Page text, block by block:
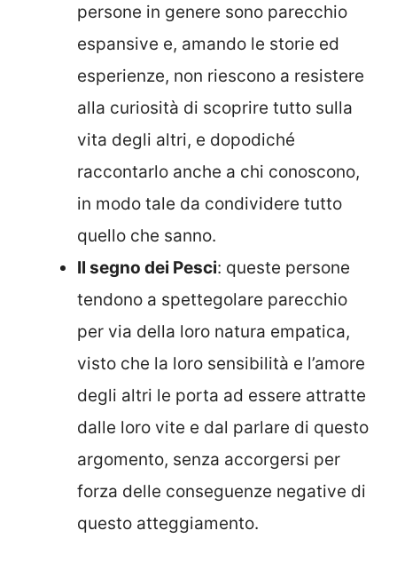
persone in genere sono parecchio
espansive e, amando le storie ed
esperienze, non riescono a resistere
alla curiosità di scoprire tutto sulla
vita degli altri, e dopodiché
raccontarlo anche a chi conoscono,
in modo tale da condividere tutto
quello che sanno.
Il segno dei Pesci: queste persone
tendono a spettegolare parecchio
per via della loro natura empatica,
visto che la loro sensibilità e l’amore
degli altri le porta ad essere attratte
dalle loro vite e dal parlare di questo
argomento, senza accorgersi per
forza delle conseguenze negative di
questo atteggiamento.